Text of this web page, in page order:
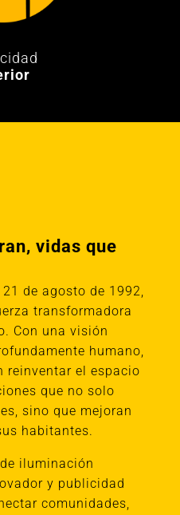
vidas que
de agosto de 1992,
transformadora
Con una visión
humano,
reinventar el espacio
que no solo
sino que mejoran
habitantes.
iluminación
y publicidad
comunidades,